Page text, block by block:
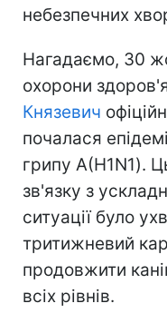
небезпечних
Нагадаємо, 30
охорони
Князевич
почалася
грипу А(H1N1).
зв'язку з
ситуації було
тритижневий
продовжити
всіх рівнів.